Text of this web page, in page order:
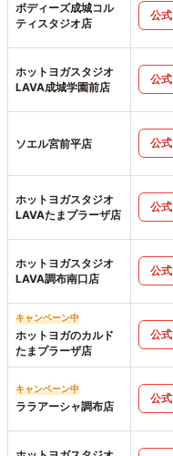
ボディーズ成城コル
ティスタジオ店
公式
ホットヨガスタジオ
LAVA成城学園前店
公式
ソエル宮前平店 公式
ホットヨガスタジオ
LAVAたまプラーザ店
公式
ホットヨガスタジオ
LAVA調布南口店
公式
キャンペーン中
ホットヨガのカルド
たまプラーザ店
公式
キャンペーン中
ララアーシャ調布店
公式